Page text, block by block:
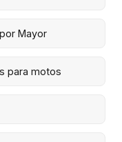
Mayor
para motos